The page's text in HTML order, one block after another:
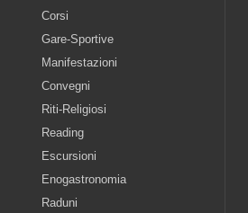
Corsi
Gare-Sportive
Manifestazioni
Convegni
Riti-Religiosi
Reading
Escursioni
Enogastronomia
Raduni